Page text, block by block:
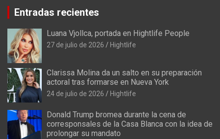
Entradas recientes
Luana Vjollca, portada en Hightlife People
27 de julio de 2026 Hightlife
Clarissa Molina da un salto en su preparación
actoral tras formarse en Nueva York
24 de julio de 2026 Hightlife
Donald Trump bromea durante la cena de
corresponsales de la Casa Blanca con la idea de
prolongar su mandato